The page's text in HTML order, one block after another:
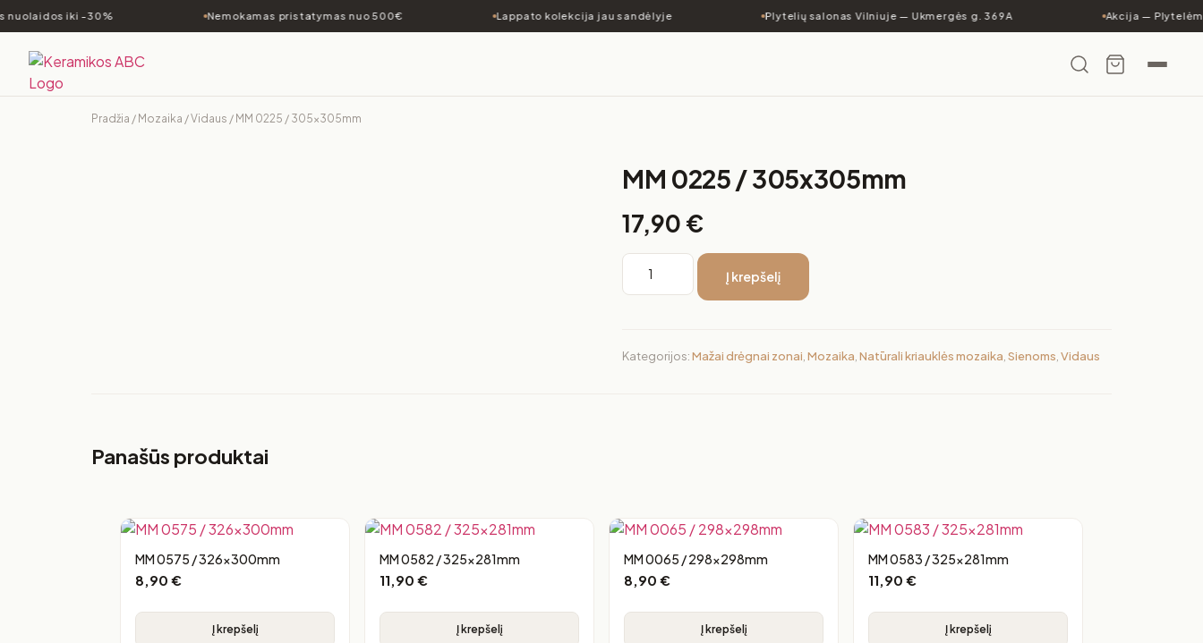
iki -30% Nemokamas pristatymas nuo 500€ Lappato kolekcija jau sandėlyje Plytelių salonas Vilniuje — Ukmergės g. 369A Akcija —
Pradžia / Mozaika /Vidaus / MM 0225 / 305x305mm
MM 0225 / 305x305mm
17,90 €
Į krepšelį
Kategorijos:Mažai drėgnai zonai,Mozaika,Natūrali kriauklės mozaika,Sienoms,Vidaus
Panašūs produktai
MM 0575 / 326x300mm
8,90 €
Į krepšelį
MM 0582 / 325x281mm
11,90 €
Į krepšelį
MM 0065 / 298x298mm
8,90 €
Į krepšelį
MM 0583 / 325x281mm
11,90 €
Į krepšelį